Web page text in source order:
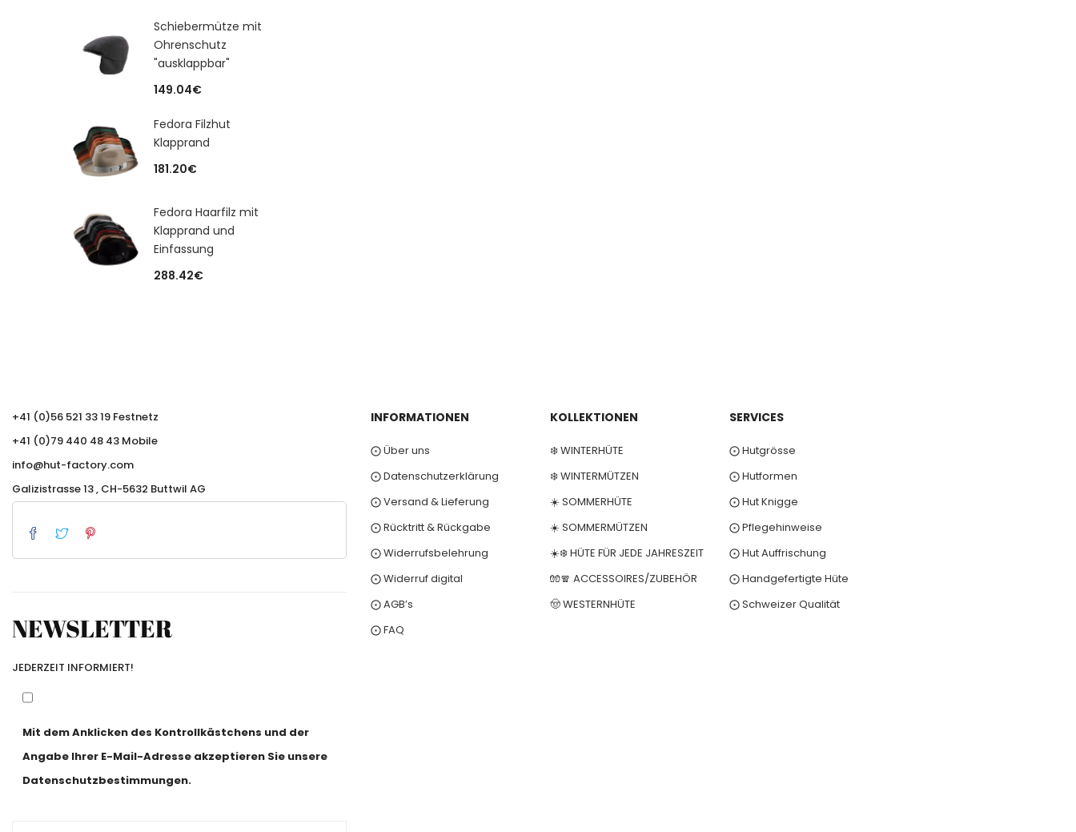
Schiebermütze mit
Ohrenschutz
"ausklappbar"
149.04€
Fedora Filzhut
Klapprand
181.20€
Fedora Haarfilz mit
Klapprand und
Einfassung
288.42€
+41 (0)56 521 33 19 Festnetz
+41 (0)79 440 48 43 Mobile
info@hut-factory.com
Galizistrasse 13 , CH-5632 Buttwil AG
NEWSLETTER
JEDERZEIT INFORMIERT!
Mit dem Anklicken des Kontrollkästchens und der
Angabe Ihrer E-Mail-Adresse akzeptieren Sie unsere
Datenschutzbestimmungen.
INFORMATIONEN
⨀ Über uns
⨀ Datenschutzerklärung
⨀ Versand & Lieferung
⨀ Rücktritt & Rückgabe
⨀ Widerrufsbelehrung
⨀ Widerruf digital
⨀ AGB’s
⨀ FAQ
KOLLEKTIONEN
❄️ WINTERHÜTE
❄️ WINTERMÜTZEN
☀️ SOMMERHÜTE
☀️ SOMMERMÜTZEN
☀️❄️ HÜTE FÜR JEDE JAHRESZEIT
🧤🧣 ACCESSOIRES/ZUBEHÖR
🤠 WESTERNHÜTE
SERVICES
⨀ Hutgrösse
⨀ Hutformen
⨀ Hut Knigge
⨀ Pflegehinweise
⨀ Hut Auffrischung
⨀ Handgefertigte Hüte
⨀ Schweizer Qualität